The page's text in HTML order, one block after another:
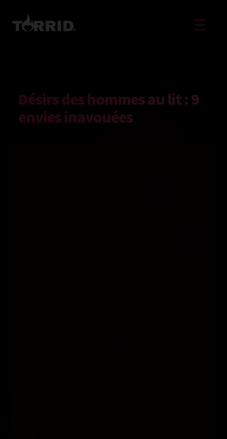
☰
Désirs des hommes au lit : 9
envies inavouées